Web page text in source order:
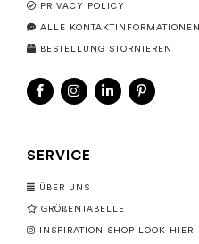
PRIVACY POLICY
ALLE KONTAKTINFORMATIONEN
BESTELLUNG STORNIEREN
SERVICE
ÜBER UNS
GRÖßENTABELLE
INSPIRATION SHOP LOOK HIER